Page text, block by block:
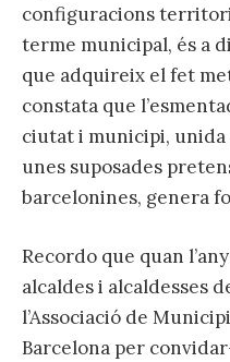
configuracions
terme municipal, és a
que adquireix el fet
constata que
ciutat i municipi, unida
unes suposades
barcelonines, genera
Recordo que quan
alcaldes i alcaldesses
l’Associació de
Barcelona per